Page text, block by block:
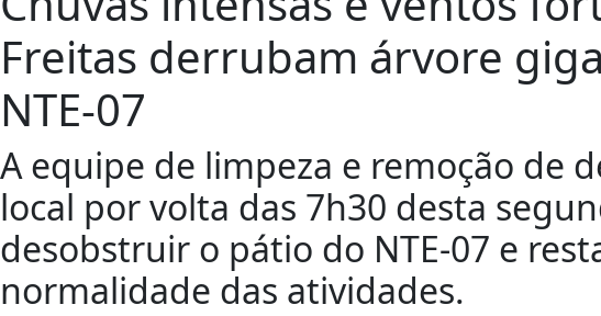
Freitas derrubam árvore
NTE-07
A equipe de limpeza e remoção de
local por volta das 7h30 desta
desobstruir o pátio do NTE-07 e
normalidade das atividades.